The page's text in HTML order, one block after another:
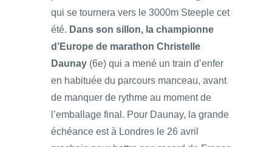
qui se tournera vers le 3000m Steeple cet
été. Dans son sillon, la championne
d’Europe de marathon Christelle
Daunay (6e) qui a mené un train d’enfer
en habituée du parcours manceau, avant
de manquer de rythme au moment de
l’emballage final. Pour Daunay, la grande
échéance est à Londres le 26 avril